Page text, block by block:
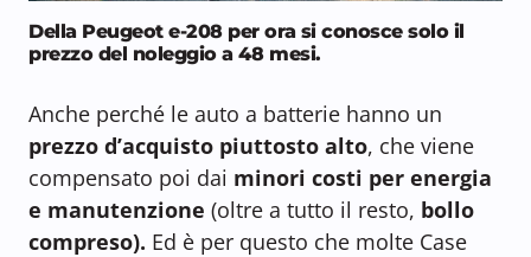
Della Peugeot e-208 per ora si conosce solo il
prezzo del noleggio a 48 mesi.
Anche perché le auto a batterie hanno un
prezzo d’acquisto piuttosto alto, che viene
compensato poi dai minori costi per energia
e manutenzione (oltre a tutto il resto, bollo
compreso). Ed è per questo che molte Case